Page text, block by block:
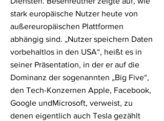
stark europäische Nutzer heute von
außereuropäischen Plattformen
abhängig sind. „Nutzer speichern Daten
vorbehaltlos in den USA“, heißt es in
seiner Präsentation, in der er auf die
Dominanz der sogenannten „Big Five“,
den Tech-Konzernen Apple, Facebook,
Google undMicrosoft, verweist, zu
denen eigentlich auch Tesla gezählt